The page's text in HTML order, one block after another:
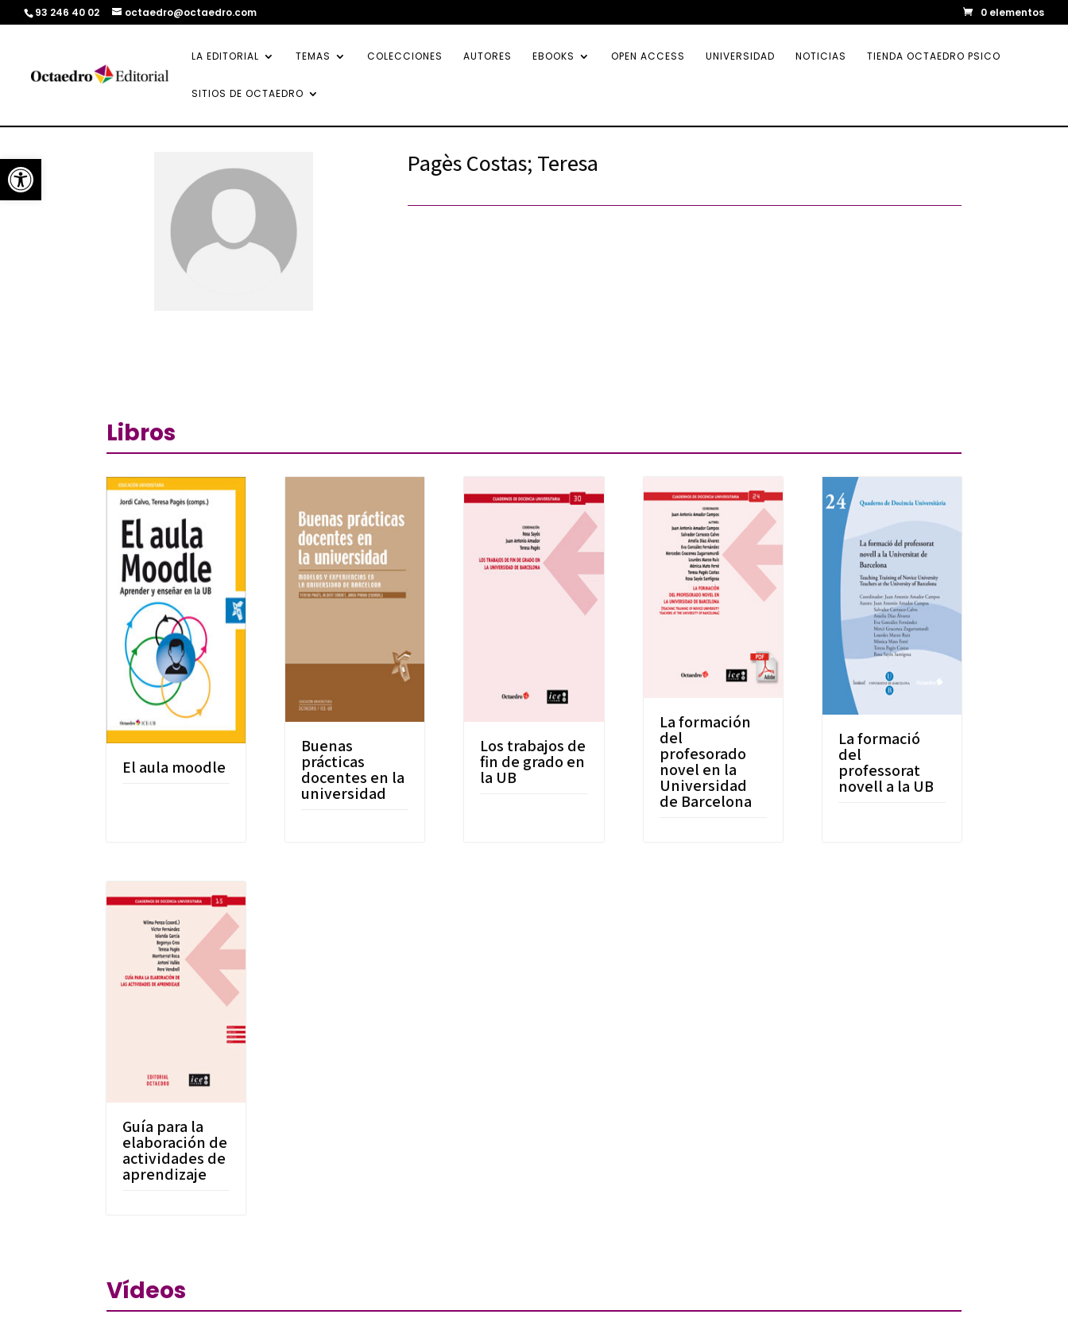
Abrir barra de herramientas
93 246 40 02 octaedro@octaedro.com 0 elementos
LA EDITORIAL TEMAS COLECCIONES AUTORES EBOOKS OPEN ACCESS UNIVERSIDAD NOTICIAS TIENDA OCTAEDRO PSICO
SITIOS DE OCTAEDRO
Pagès Costas; Teresa
Libros
El aula moodle
Buenas
prácticas
docentes en la
universidad
Los trabajos de
fin de grado en
la UB
La formación
del
profesorado
novel en la
Universidad
de Barcelona
La formació
del
professorat
novell a la UB
Guía para la
elaboración de
actividades de
aprendizaje
Vídeos